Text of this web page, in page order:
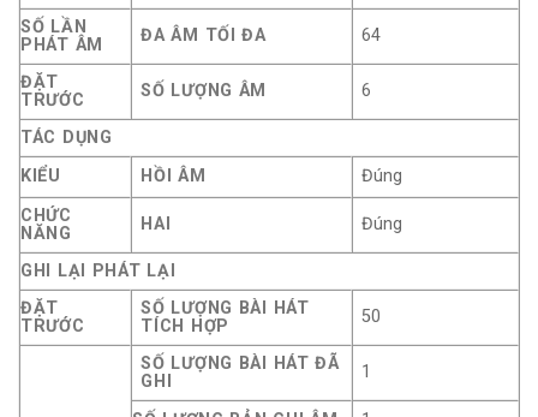
SỐ LẦN
PHÁT ÂM
ĐA ÂM TỐI ĐA 64
ĐẶT
TRƯỚC
SỐ LƯỢNG ÂM 6
TÁC DỤNG
KIỂU
HỒI ÂM
Đúng
CHỨC
NĂNG
HAI Đúng
GHI LẠI PHÁT LẠI
ĐẶT
TRƯỚC
SỐ LƯỢNG BÀI HÁT
TÍCH HỢP
50
SỐ LƯỢNG BÀI HÁT ĐÃ
GHI
1